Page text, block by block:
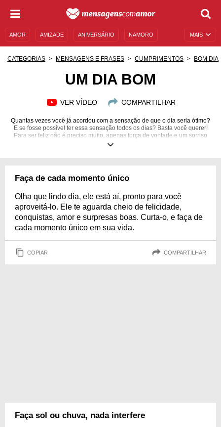
MAIS
AMOR AMIZADE ANIVERSÁRIO NAMORO
CATEGORIAS MENSAGENS E FRASES CUMPRIMENTOS BOM DIA
UM DIA BOM
VER VÍDEO COMPARTILHAR
Quantas vezes você já acordou com a sensação de que o dia seria ótimo?
E se fosse possível ter essa sensação todos os dias? Basta você querer!
Para ser feliz não é preciso muito, apenas força de vontade e um sorriso
sincero no rosto. Aproveite o seu dia!
Faça de cada momento único
Olha que lindo dia, ele está aí, pronto para você
aproveitá-lo. Ele te aguarda cheio de felicidade,
conquistas, amor e surpresas boas. Curta-o, e faça de
cada momento único em sua vida.
COPIAR COMPARTILHAR
Faça sol ou chuva, nada interfere